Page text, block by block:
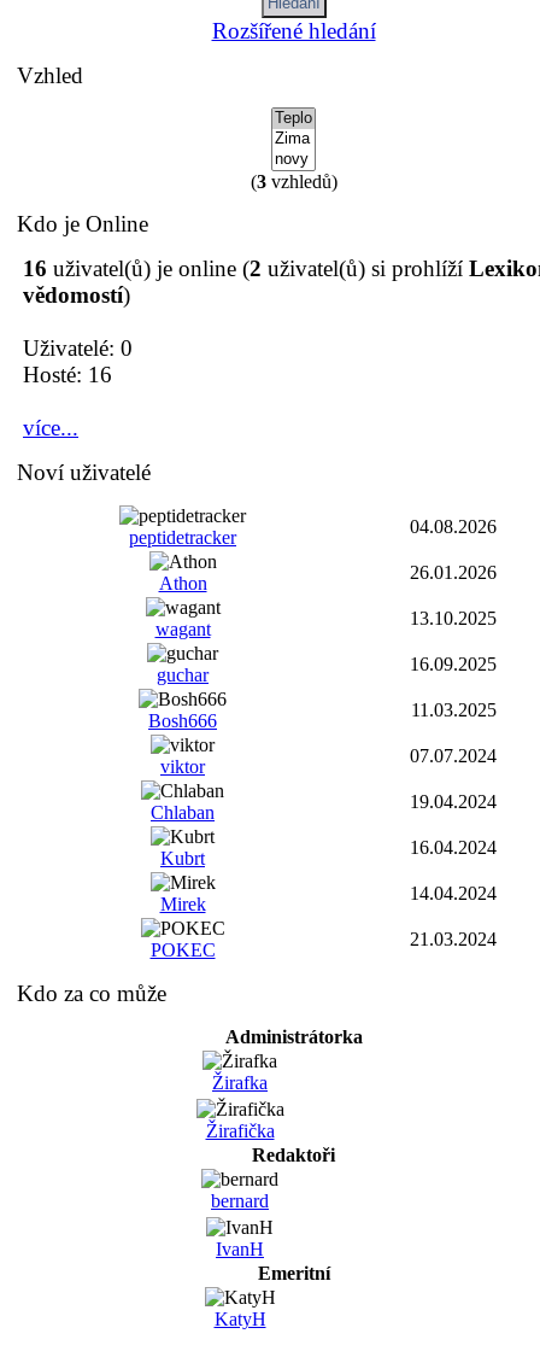
Rozšířené hledání
Vzhled
(3vzhledů)
Kdo je Online
16 uživatel(ů) je online (2 uživatel(ů) si prohlíží
vědomostí)
Uživatelé: 0
Hosté: 16
více...
Noví uživatelé
peptidetracker
04.08.2026
Athon
26.01.2026
wagant
13.10.2025
guchar
16.09.2025
Bosh666
11.03.2025
viktor
07.07.2024
Chlaban
19.04.2024
Kubrt
16.04.2024
Mirek
14.04.2024
POKEC
21.03.2024
Kdo za co může
Administrátorka
Žirafka
Žirafička
Redaktoři
bernard
IvanH
Emeritní
KatyH